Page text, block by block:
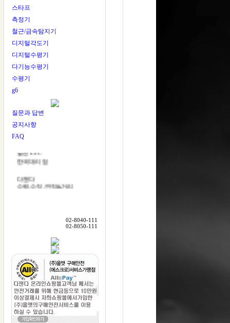
스타프
측정기
철근/금속탐지기
디지털각도기
디지털수평기
다기능수평기
수평기
g6
질문과 답변
공지사항
FAQ
다잰다
다잰다는
레이저레벨기
측량기
테스트장비
측정기
전문업체입니다
미국 RoboToolz
한국대리점
일본 LTC
다잰다
모두 다~잰다
전화: 1566-0945
02-8040-111
02-8050-111